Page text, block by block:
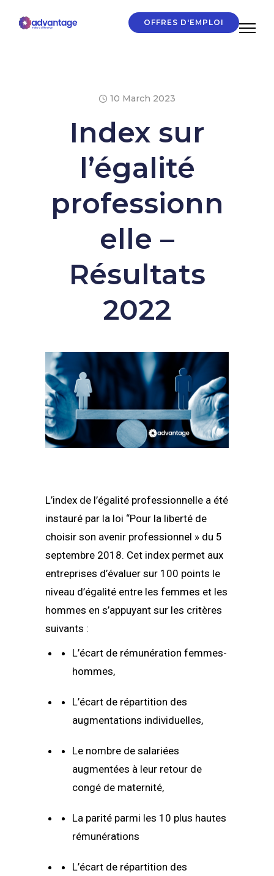
OFFRES D'EMPLOI
10 March 2023
Index sur
l’égalité
professionn
elle –
Résultats
2022
L’index de l’égalité professionnelle a été
instauré par la loi “Pour la liberté de
choisir son avenir professionnel » du 5
septembre 2018. Cet index permet aux
entreprises d’évaluer sur 100 points le
niveau d’égalité entre les femmes et les
hommes en s’appuyant sur les critères
suivants :
L’écart de rémunération femmes-
hommes,
L’écart de répartition des
augmentations individuelles,
Le nombre de salariées
augmentées à leur retour de
congé de maternité,
La parité parmi les 10 plus hautes
rémunérations
L’écart de répartition des